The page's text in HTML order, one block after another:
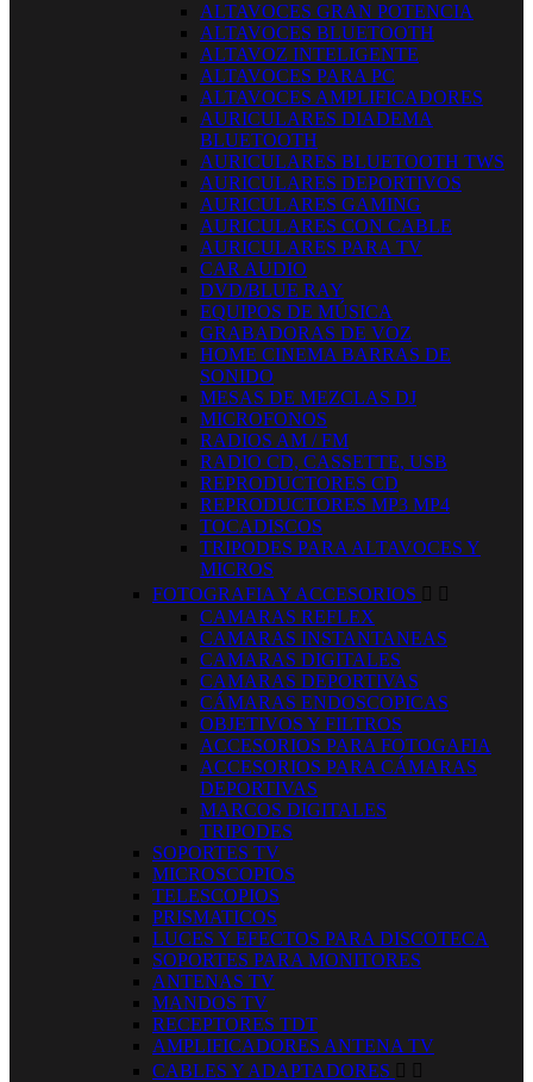
ALTAVOCES GRAN POTENCIA
ALTAVOCES BLUETOOTH
ALTAVOZ INTELIGENTE
ALTAVOCES PARA PC
ALTAVOCES AMPLIFICADORES
AURICULARES DIADEMA
BLUETOOTH
AURICULARES BLUETOOTH TWS
AURICULARES DEPORTIVOS
AURICULARES GAMING
AURICULARES CON CABLE
AURICULARES PARA TV
CAR AUDIO
DVD/BLUE RAY
EQUIPOS DE MÚSICA
GRABADORAS DE VOZ
HOME CINEMA BARRAS DE
SONIDO
MESAS DE MEZCLAS DJ
MICROFONOS
RADIOS AM / FM
RADIO CD, CASSETTE, USB
REPRODUCTORES CD
REPRODUCTORES MP3 MP4
TOCADISCOS
TRIPODES PARA ALTAVOCES Y
MICROS
FOTOGRAFIA Y ACCESORIOS  
CAMARAS REFLEX
CAMARAS INSTANTANEAS
CAMARAS DIGITALES
CAMARAS DEPORTIVAS
CÁMARAS ENDOSCOPICAS
OBJETIVOS Y FILTROS
ACCESORIOS PARA FOTOGAFIA
ACCESORIOS PARA CÁMARAS
DEPORTIVAS
MARCOS DIGITALES
TRIPODES
SOPORTES TV
MICROSCOPIOS
TELESCOPIOS
PRISMATICOS
LUCES Y EFECTOS PARA DISCOTECA
SOPORTES PARA MONITORES
ANTENAS TV
MANDOS TV
RECEPTORES TDT
AMPLIFICADORES ANTENA TV
CABLES Y ADAPTADORES  